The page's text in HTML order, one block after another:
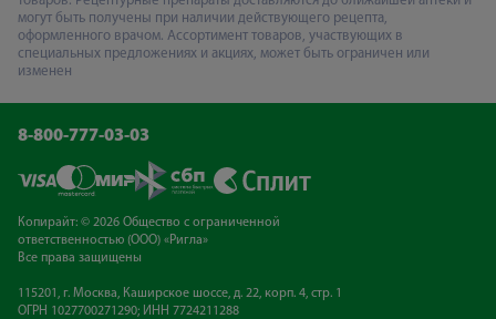
могут быть получены при наличии действующего рецепта,
оформленного врачом. Ассортимент товаров, участвующих в
специальных предложениях и акциях, может быть ограничен или
изменен
8-800-777-03-03
Копирайт: © 2026 Общество с ограниченной
ответственностью (ООО) «Ригла»
Все права защищены
115201, г. Москва, Каширское шоссе, д. 22, корп. 4, стр. 1
ОГРН 1027700271290; ИНН 7724211288